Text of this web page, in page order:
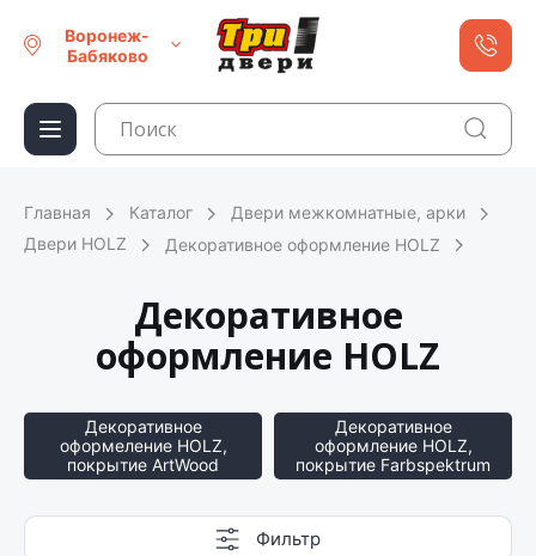
Воронеж-
Бабяково
Главная Каталог
Двери межкомнатные, арки
Двери HOLZ
Декоративное оформление HOLZ
Декоративное
оформление HOLZ
Декоративное
оформеление HOLZ,
покрытие ArtWood
Декоративное
оформление HOLZ,
покрытие Farbspektrum
Фильтр